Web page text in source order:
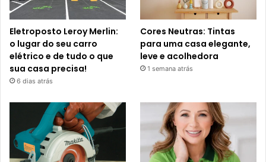
Eletroposto Leroy Merlin:
o lugar do seu carro
elétrico e de tudo o que
sua casa precisa!
6 dias atrás
Cores Neutras: Tintas
para uma casa elegante,
leve e acolhedora
1 semana atrás